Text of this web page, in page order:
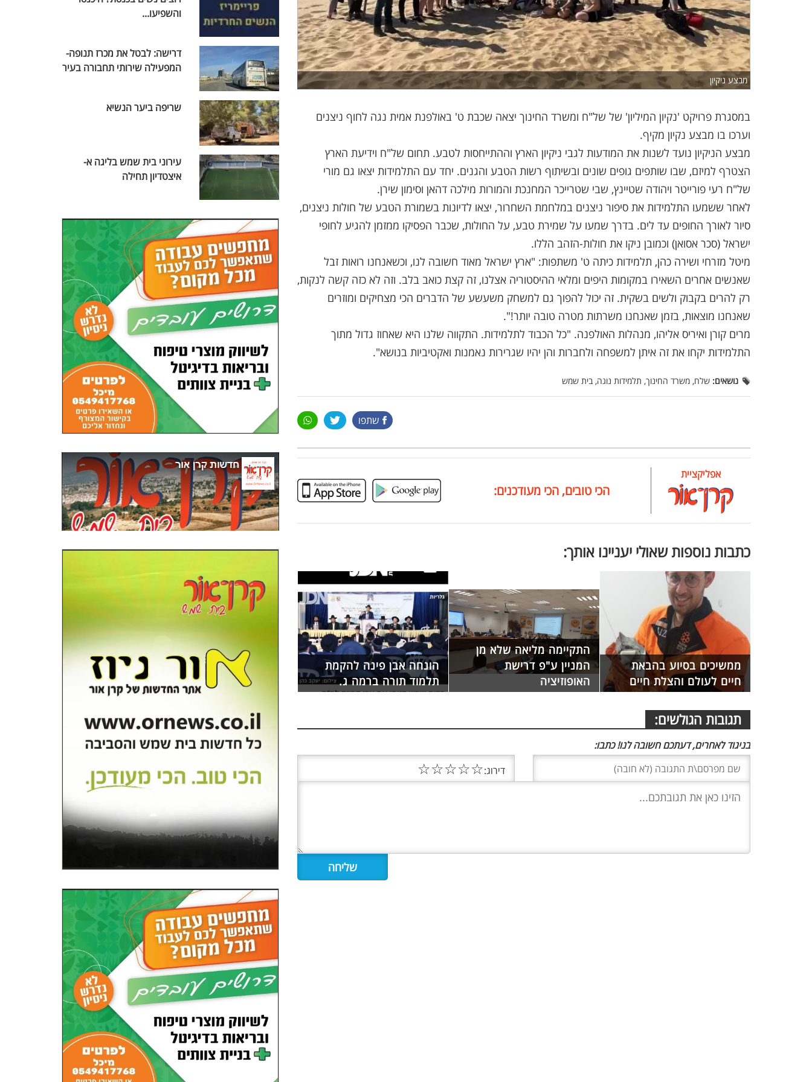
מבצע ניקיון
במסגרת פרויקט 'נקיון המיליון' של של"ח ומשרד החינוך יצאה שכבת ט' באולפנת אמית נגה לחוף ניצנים
וערכו בו מבצע נקיון מקיף.
מבצע הניקיון נועד לשנות את המודעות לגבי ניקיון הארץ וההתייחסות לטבע. תחום של"ח וידיעת הארץ
הצטרף למיזם, שבו שותפים גופים שונים ובשיתוף רשות הטבע והגנים. יחד עם התלמידות יצאו גם מורי
של"ח רעי פורייטר ויהודה שטיינץ, שבי שטרייכר המחנכת והמורות מילכה דהאן וסימון שירן.
לאחר ששמעו התלמידות את סיפור ניצנים במלחמת השחרור, יצאו לדיונות בשמורת הטבע של חולות ניצנים,
סיור לאורך החופים עד לים. בדרך שמעו על שמירת טבע, על החולות, שכבר הפסיקו ממזמן להגיע לחופי
ישראל (סכר אסואן) וכמובן ניקו את חולות-הזהב הללו.
מיטל מזרחי ושירה כהן, תלמידות כיתה ט' משתפות: "ארץ ישראל מאוד חשובה לנו, וכשאנחנו רואות זבל
שאנשים אחרים השאירו במקומות היפים ומלאי ההיסטוריה אצלנו, זה קצת כואב בלב. וזה לא כזה קשה לנקות,
רק להרים בקבוק ולשים בשקית. זה יכול להפוך גם למשחק משעשע של הדברים הכי מצחיקים ומוזרים
שאנחנו מוצאות, בזמן שאנחנו משרתות מטרה טובה יותר!".
מרים קורן ואיריס אליהו, מנהלות האולפנה. "כל הכבוד לתלמידות. התקווה שלנו היא שאחוז גדול מתוך
התלמידות יקחו את זה איתן למשפחה ולחברות והן יהיו שגרירות נאמנות ואקטיביות בנושא".
נושאים: שלח, משרד החינוך, תלמידות נוגה, בית שמש
שתפו
אפליקציית
הכי טובים, הכי מעודכנים:
כתבות נוספות שאולי יעניינו אותך:
ממשיכים בסיוע בהבאת
חיים לעולם והצלת חיים
התקיימה מליאה שלא מן
המניין ע"פ דרישת
האופוזיציה
הונחה אבן פינה להקמת
תלמוד תורה ברמה ג.
תגובות הגולשים:
בניגוד לאחרים, דעתכם חשובה לנו! כתבו:
דירוג:☆
☆
☆
☆
☆
והשפיעו...
דרישה: לבטל את מכרז תנופה-
המפעילה שירותי תחבורה בעיר
שריפה ביער הנשיא
עירוני בית שמש בליגה א-
איצטדיון תחילה